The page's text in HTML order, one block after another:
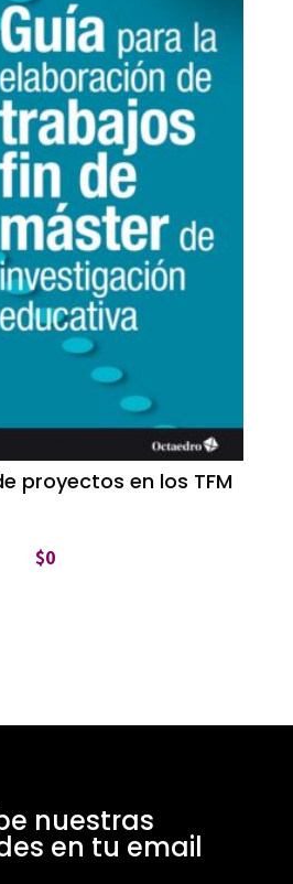
proyectos en los TFM
$0
nuestras
en tu email